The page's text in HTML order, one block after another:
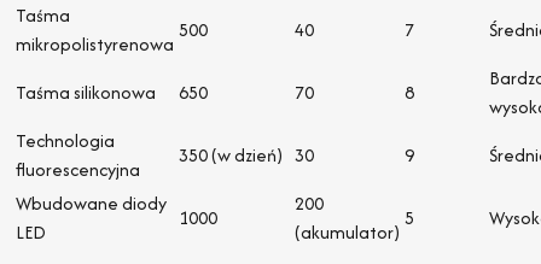
Taśma
mikropolistyrenowa
500 40 7
Taśma silikonowa 650 70 8
Technologia
fluorescencyjna
350 (w dzień) 30 9
Wbudowane diody
LED
1000
200
(akumulator)
5